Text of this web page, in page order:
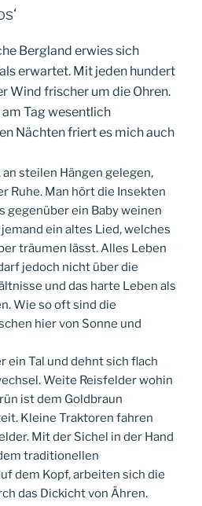
Bergland erwies sich
erwartet. Mit jeden hundert
Wind frischer um die Ohren.
Tag wesentlich
Nächten friert es mich auch
steilen Hängen gelegen,
Ruhe. Man hört die Insekten
gegenüber ein Baby weinen
ein altes Lied, welches
träumen lässt. Alles Leben
jedoch nicht über die
und das harte Leben als
Wie so oft sind die
hier von Sonne und
ein Tal und dehnt sich flach
Weite Reisfelder wohin
ist dem Goldbraun
Kleine Traktoren fahren
Mit der Sichel in der Hand
traditionellen
dem Kopf, arbeiten sich die
das Dickicht von Ähren.